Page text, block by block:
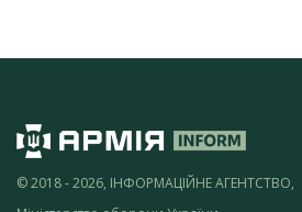
© 2018 - 2026, ІНФОРМАЦІЙНЕ АГЕНТСТВО,